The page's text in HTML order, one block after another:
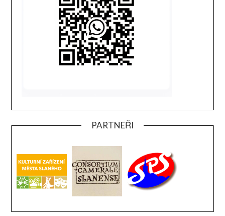
PARTNEŘI